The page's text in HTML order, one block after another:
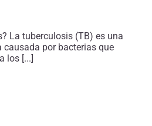
La tuberculosis (TB) es una
por bacterias que
los [...]